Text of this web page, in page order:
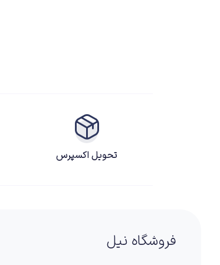
تحویل اکسپرس
فروشگاه نیل